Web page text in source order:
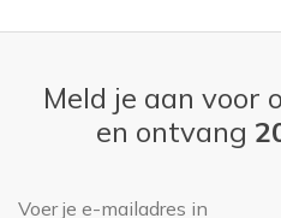
Meld je aan voor
en ontvang
E-mailadres